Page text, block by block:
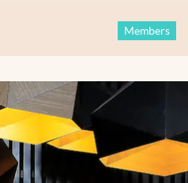
Members